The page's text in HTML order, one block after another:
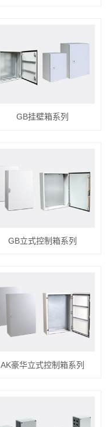
GB挂壁箱系列
GB立式控制箱系列
AK豪华立式控制箱系列